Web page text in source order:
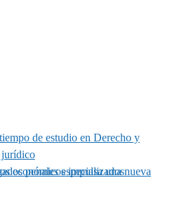
de estudio en Derecho y
jurídico
nueva generación de abogados penales especializados